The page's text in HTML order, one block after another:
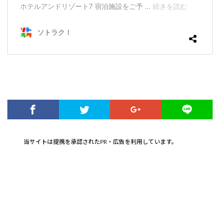
当サイトは提携を承認されたPR・広告を利用しています。